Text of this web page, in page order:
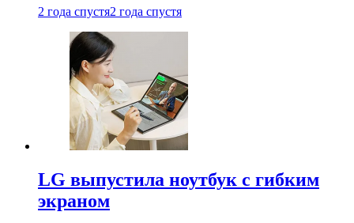
2 года спустя2 года спустя
LG выпустила ноутбук с гибким
экраном